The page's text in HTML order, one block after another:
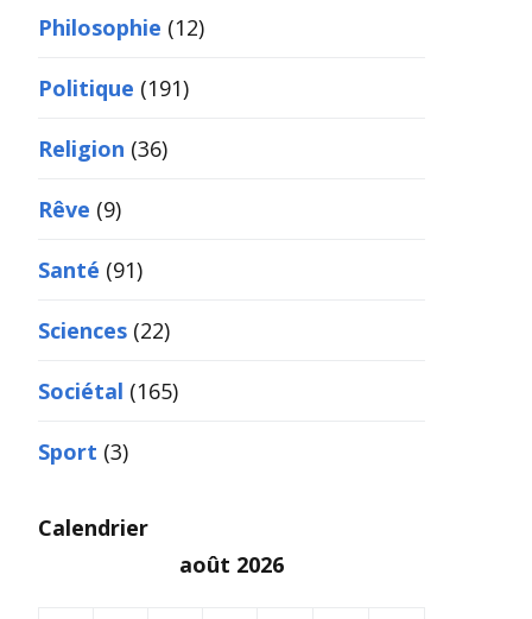
Philosophie (12)
Politique (191)
Religion (36)
Rêve (9)
Santé (91)
Sciences (22)
Sociétal (165)
Sport (3)
Calendrier
août 2026